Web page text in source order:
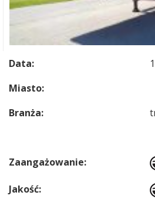
Data:
Miasto:
Branża:
Zaangażowanie:
Jakość: